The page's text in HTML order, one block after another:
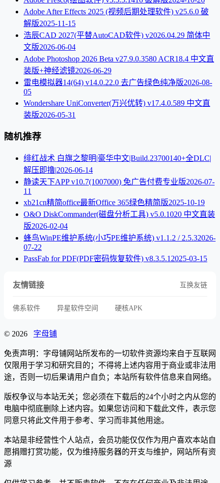
Adobe After Effects 2025 (视频后期处理软件) v25.6.0 破
解版2025-11-15
浩辰CAD 2027(平替AutoCAD软件) v2026.04.29 简体中
文版2026-06-04
Adobe Photoshop 2026 Beta v27.9.0.3580 ACR18.4 中文直
装版+神经滤镜2026-06-29
雷电模拟器14(64) v14.0.22.0 去广告绿色纯净版2026-08-
05
Wondershare UniConverter(万兴优转) v17.4.0.589 中文直
装版2026-05-31
随机推荐
绯红战术 白旗之黎明|豪华中文|Build.23700140+全DLC|
解压即撸|2026-06-14
静读天下APP v10.7(1007000) 免广告付费专业版2026-07-
11
xb21cn精简office最新Office 365绿色精简版2025-10-19
O&O DiskCommander(磁盘分析工具) v5.0.1020 中文直装
版2026-02-04
蜂鸟WinPE维护系统(小巧PE维护系统) v1.1.2 / 2.5.32026-
07-22
PassFab for PDF(PDF密码恢复软件) v8.3.5.1 2025-03-15
友情链接 互换友链
佛系软件 异星软件空间 硬核APK
© 2026 字母铺
免责声明：字母铺网站所发布的一切软件资源均来自于互联网
仅限用于学习和研究目的；不得将上述内容用于商业或非法用
途，否则一切后果请用户自负；本站所有软件信息来自网络。
版权争议与本站无关；您必须在下载后的24个小时之内从您的
电脑中彻底删除上述内容。如果您访问和下载此文件，表示您
同意只将此文件用于参考、学习而非其他用途。
本站是非经营性个人站点，会员功能仅仅作为用户喜欢本站自
愿捐赠打赏功能，仅为维持服务器的开支与维护，网站所有资
源